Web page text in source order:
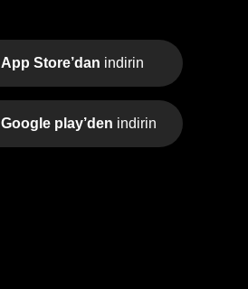
App Store’dan indirin
Google play’den indirin